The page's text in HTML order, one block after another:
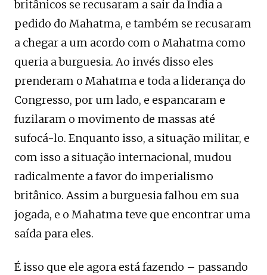
britânicos se recusaram a sair da Índia a
pedido do Mahatma, e também se recusaram
a chegar a um acordo com o Mahatma como
queria a burguesia. Ao invés disso eles
prenderam o Mahatma e toda a liderança do
Congresso, por um lado, e espancaram e
fuzilaram o movimento de massas até
sufocá-lo. Enquanto isso, a situação militar, e
com isso a situação internacional, mudou
radicalmente a favor do imperialismo
britânico. Assim a burguesia falhou em sua
jogada, e o Mahatma teve que encontrar uma
saída para eles.
É isso que ele agora está fazendo – passando